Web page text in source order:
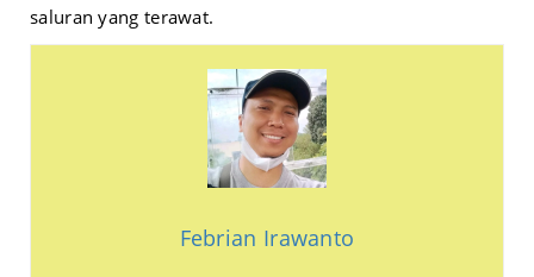
saluran yang terawat.
Febrian Irawanto